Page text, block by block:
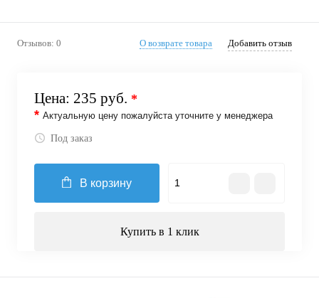
Отзывов: 0 О возврате товара Добавить отзыв
Цена: 235 руб. *
* Актуальную цену пожалуйста уточните у менеджера
Под заказ
В корзину
Купить в 1 клик